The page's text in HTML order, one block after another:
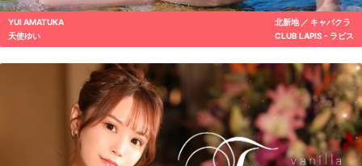
YUI AMATUKA
天使ゆい
北新地 ／ キャバクラ
CLUB LAPIS - ラピス